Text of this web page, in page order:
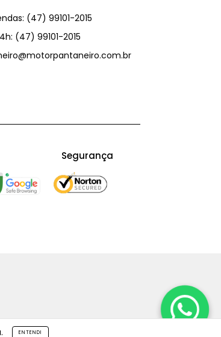
ENTENDI
(47) 99101-2015
(47) 99101-2015
Segurança